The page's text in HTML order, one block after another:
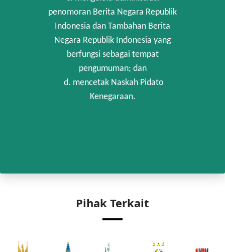
penomoran Berita Negara Republik
Indonesia dan Tambahan Berita
Negara Republik Indonesia yang
berfungsi sebagai tempat
pengumuman; dan
d. mencetak Naskah Pidato
Kenegaraan.
Pihak Terkait